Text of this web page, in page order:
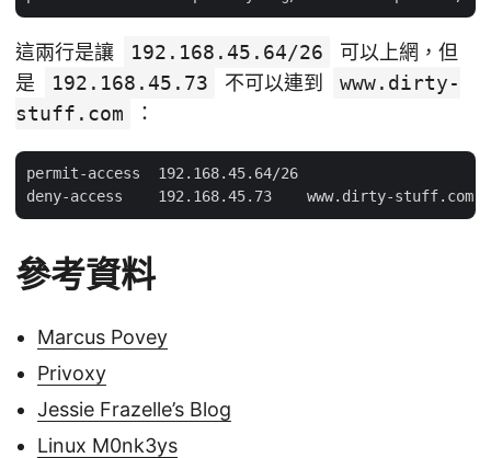
這兩行是讓 192.168.45.64/26
可以上網，但
是
192.168.45.73 不可以連到
www.dirty-
stuff.com
：
permit-access  192.168.45.64/26
參考資料
Marcus Povey
Privoxy
Jessie Frazelle’s Blog
Linux M0nk3ys